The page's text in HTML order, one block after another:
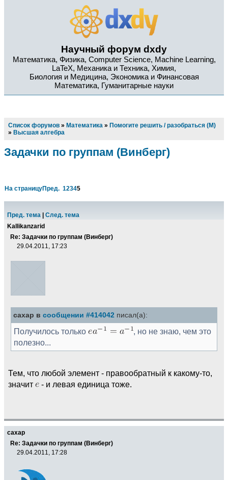
Научный форум dxdy
Математика, Физика, Computer Science, Machine Learning,
LaTeX, Механика и Техника, Химия,
Биология и Медицина, Экономика и Финансовая
Математика, Гуманитарные науки
Список форумов » Математика » Помогите решить / разобраться (М)
» Высшая алгебра
Задачки по группам (Винберг)
На страницуПред. 12345
Пред. тема
След. тема
Kallikanzarid
Re: Задачки по группам (Винберг)
29.04.2011, 17:23
caxap в сообщении #414042 писал(а):
Получилось только
, но не знаю, чем это
полезно...
Тем, что любой элемент - правообратный к какому-то,
значит
- и левая единица тоже.
caxap
Re: Задачки по группам (Винберг)
29.04.2011, 17:28